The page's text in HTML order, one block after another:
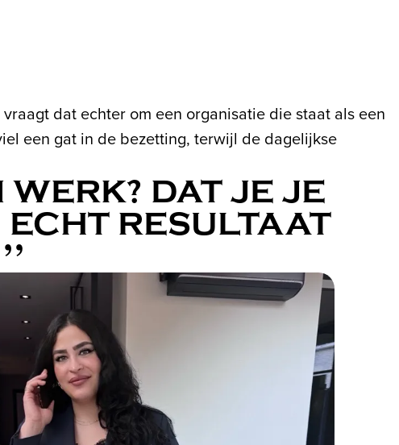
dat echter om een organisatie die staat als een
een gat in de bezetting, terwijl de dagelijkse
DAT JE JE
RESULTAAT